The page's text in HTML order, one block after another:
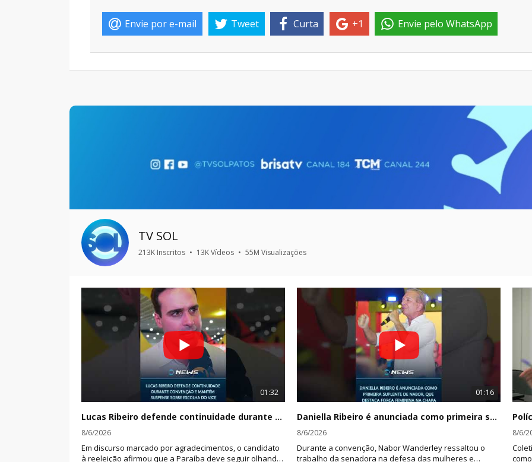
Envie por e-mail Tweet Curta +1 Envie pelo WhatsApp
TV SOL
213K Inscritos • 13K Vídeos • 55M Visualizações
01:32
Lucas Ribeiro defende continuidade durante convenção e mantém suspense sobre escolha do vice
8/6/2026
Em discurso marcado por agradecimentos, o candidato
à reeleição afirmou que a Paraíba deve seguir olhando
01:16
Daniella Ribeiro é anunciada como primeira suplente de Nabor, que destaca força feminina na chapa
8/6/2026
Durante a convenção, Nabor Wanderley ressaltou o
trabalho da senadora na defesa das mulheres e
8/6/